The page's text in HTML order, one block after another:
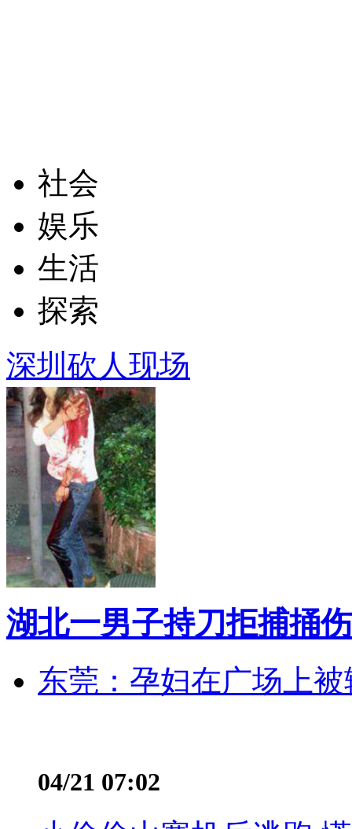
社会
娱乐
生活
探索
深圳砍人现场
湖北一男子持刀拒捕捅
东莞：孕妇在广场上
04/21 07:02